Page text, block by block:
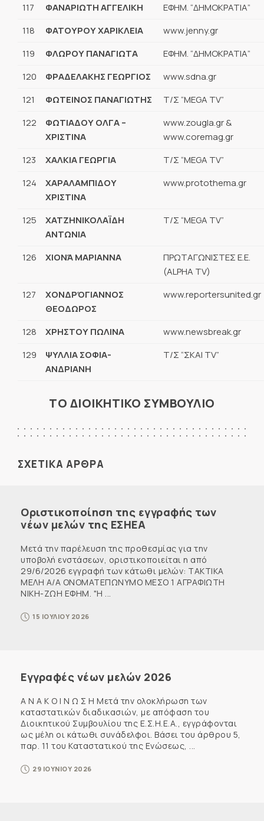
117 ΦΑΝΑΡΙΩΤΗ ΑΓΓΕΛΙΚΗ
ΕΦΗΜ. “ΔΗΜΟΚΡΑΤΙΑ”
118
ΦΑΤΟΥΡΟΥ ΧΑΡΙΚΛΕΙΑ
www.jenny.gr
119
ΦΛΩΡΟΥ ΠΑΝΑΓΙΩΤΑ
ΕΦΗΜ. “ΔΗΜΟΚΡΑΤΙΑ”
120
ΦΡΑΔΕΛΑΚΗΣ ΓΕΩΡΓΙΟΣ
www.sdna.gr
121
ΦΩΤΕΙΝΟΣ ΠΑΝΑΓΙΩΤΗΣ
Τ/Σ “MEGA TV”
122
ΦΩΤΙΑΔΟΥ ΟΛΓΑ –
ΧΡΙΣΤΙΝΑ
www.zougla.gr &
www.coremag.gr
123
ΧΑΛΚΙΑ ΓΕΩΡΓΙΑ
Τ/Σ “MEGA TV”
124
ΧΑΡΑΛΑΜΠΙΔΟΥ
ΧΡΙΣΤΙΝΑ
www.protothema.gr
125
ΧΑΤΖΗΝΙΚΟΛΑΪΔΗ
ΑΝΤΩΝΙΑ
Τ/Σ “MEGA TV”
126 ΧΙΟΝΆ ΜΑΡΙΑΝΝΑ
ΠΡΩΤΑΓΩΝΙΣΤΕΣ Ε.Ε.
(ALPHA TV)
127
ΧΟΝΔΡΌΓΙΑΝΝΟΣ
ΘΕΟΔΩΡΟΣ
www.reportersunited.gr
128 ΧΡΗΣΤΟΥ ΠΩΛΙΝΑ
www.newsbreak.gr
129
ΨΥΛΛΙΑ ΣΟΦΙΑ-
ΑΝΔΡΙΑΝΗ
Τ/Σ “ΣΚΑΙ TV”
ΤΟ ΔΙΟΙΚΗΤΙΚΟ ΣΥΜΒΟΥΛΙΟ
ΣΧΕΤΙΚΑ ΑΡΘΡΑ
Οριστικοποίηση της εγγραφής των
νέων μελών της ΕΣΗΕΑ
Μετά την παρέλευση της προθεσμίας για την
υποβολή ενστάσεων, οριστικοποιείται η από
29/6/2026 εγγραφή των κάτωθι μελών: ΤΑΚΤΙΚΑ
ΜΕΛΗ Α/Α ΟΝΟΜΑΤΕΠΩΝΥΜΟ ΜΕΣΟ 1 ΑΓΡΑΦΙΩΤΗ
ΝΙΚΗ-ΖΩΗ ΕΦΗΜ. "Η ...
15 ΙΟΥΛΙΟΥ 2026
Εγγραφές νέων μελών 2026
Α Ν Α Κ Ο Ι Ν Ω Σ Η Μετά την ολοκλήρωση των
καταστατικών διαδικασιών, με απόφαση του
Διοικητικού Συμβουλίου της Ε.Σ.Η.Ε.Α., εγγράφονται
ως μέλη οι κάτωθι συνάδελφοι. Βάσει του άρθρου 5,
παρ. 11 του Καταστατικού της Ενώσεως, ...
29 ΙΟΥΝΙΟΥ 2026